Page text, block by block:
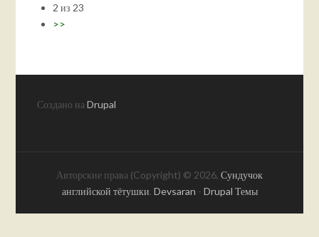
2 из 23
>>
Создано наDrupal
Авторские права (Copyright) © 2026, Сундучок
английской тётушки. Devsaran - Drupal Темы